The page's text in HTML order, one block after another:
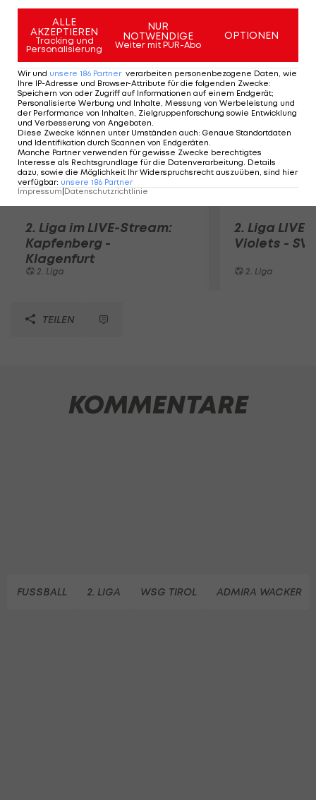
Minuten.
Mehr zum Thema
2. Liga im LIVE-Stream:
Kapfenberg -
Klagenfurt
2. Liga
2. Liga LIVE:
Violets - SV
2. Liga
TEILEN
KOMMENTARE
FUSSBALL 2. LIGA WSG TIROL ADMIRA WACKER
ALLE
AKZEPTIEREN
Tracking und
Personalisierung
NUR
NOTWENDIGE
Weiter mit PUR-Abo
OPTIONEN
Wir und unsere 186 Partner verarbeiten personenbezogene Daten, wie
Ihre IP-Adresse und Browser-Attribute für die folgenden Zwecke:
Speichern von oder Zugriff auf Informationen auf einem Endgerät;
Personalisierte Werbung und Inhalte, Messung von Werbeleistung und
der Performance von Inhalten, Zielgruppenforschung sowie Entwicklung
und Verbesserung von Angeboten.
Diese Zwecke können unter Umständen auch: Genaue Standortdaten
und Identifikation durch Scannen von Endgeräten.
Manche Partner verwenden für gewisse Zwecke berechtigtes
Interesse als Rechtsgrundlage für die Datenverarbeitung. Details
dazu, sowie die Möglichkeit Ihr Widerspruchsrecht auszuüben, sind hier
verfügbar: unsere 186 Partner
Impressum Datenschutzrichtlinie